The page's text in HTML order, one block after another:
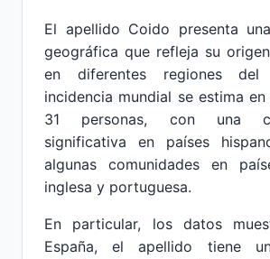
El apellido Coido presenta
geográfica que refleja su
en diferentes regiones del
incidencia mundial se estima
31 personas, con una
significativa en países
algunas comunidades en
inglesa y portuguesa.
En particular, los datos
España, el apellido tiene